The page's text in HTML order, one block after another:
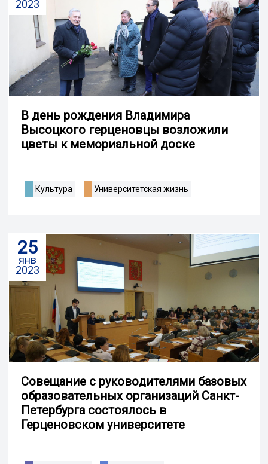
2023
В день рождения Владимира
Высоцкого герценовцы возложили
цветы к мемориальной доске
Культура Университетская жизнь
25
янв
2023
Совещание с руководителями базовых
образовательных организаций Санкт-
Петербурга состоялось в
Герценовском университете